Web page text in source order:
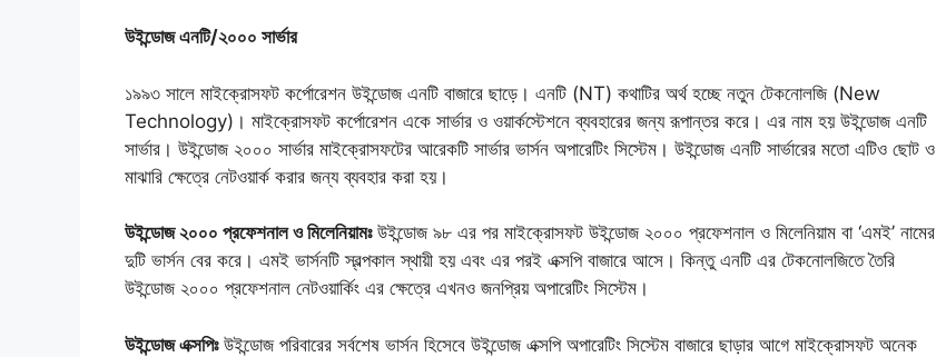
উইন্ডোজ এনটি/২০০০ সার্ভার
১৯৯৩ সালে মাইক্রোসফট কর্পোরেশন উইন্ডোজ এনটি বাজারে ছাড়ে। এনটি (NT) কথাটির অর্থ হচ্ছে নতুন টেকনোলজি (New
Technology)। মাইক্রোসফট কর্পোরেশন একে সার্ভার ও ওয়ার্কস্টেশনে ব্যবহারের জন্য রূপান্তর করে। এর নাম হয় উইন্ডোজ এনটি
সার্ভার। উইন্ডোজ ২০০০ সার্ভার মাইক্রোসফটের আরেকটি সার্ভার ভার্সন অপারেটিং সিস্টেম। উইন্ডোজ এনটি সার্ভারের মতো এটিও ছোট ও
মাঝারি ক্ষেত্রে নেটওয়ার্ক করার জন্য ব্যবহার করা হয়।
উইন্ডোজ ২০০০ প্রফেশনাল ও মিলেনিয়ামঃউইন্ডোজ ৯৮ এর পর মাইক্রোসফট উইন্ডোজ ২০০০ প্রফেশনাল ও মিলেনিয়াম বা ‘এমই’ নামের
দুটি ভার্সন বের করে। এমই ভার্সনটি স্বল্পকাল স্থায়ী হয় এবং এর পরই এক্সপি বাজারে আসে। কিন্তু এনটি এর টেকনোলজিতে তৈরি
উইন্ডোজ ২০০০ প্রফেশনাল নেটওয়ার্কিং এর ক্ষেত্রে এখনও জনপ্রিয় অপারেটিং সিস্টেম।
উইন্ডোজ এক্সপিঃউইন্ডোজ পরিবারের সর্বশেষ ভার্সন হিসেবে উইন্ডোজ এক্সপি অপারেটিং সিস্টেম বাজারে ছাড়ার আগে মাইক্রোসফট অনেক